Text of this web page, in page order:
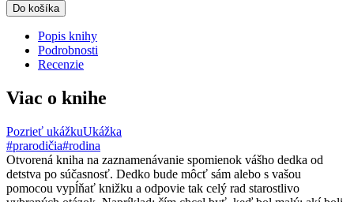
Do košíka
Popis knihy
Podrobnosti
Recenzie
Viac o knihe
Pozrieť ukážkuUkážka
#prarodičia#rodina
Otvorená kniha na zaznamenávanie spomienok vášho dedka od
detstva po súčasnosť. Dedko bude môcť sám alebo s vašou
pomocou vypĺňať knižku a odpovie tak celý rad starostlivo